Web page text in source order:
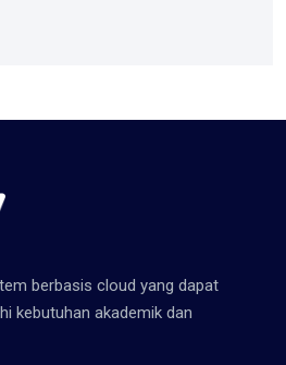
berbasis cloud yang dapat
kebutuhan akademik dan